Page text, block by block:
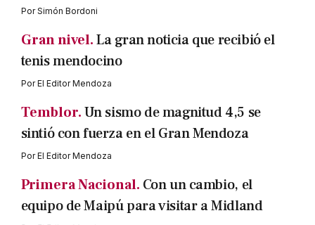
PorSimón Bordoni
Gran nivel.La gran noticia que recibió el
tenis mendocino
PorEl Editor Mendoza
Temblor.Un sismo de magnitud 4,5 se
sintió con fuerza en el Gran Mendoza
PorEl Editor Mendoza
Primera Nacional. Con un cambio, el
equipo de Maipú para visitar a Midland